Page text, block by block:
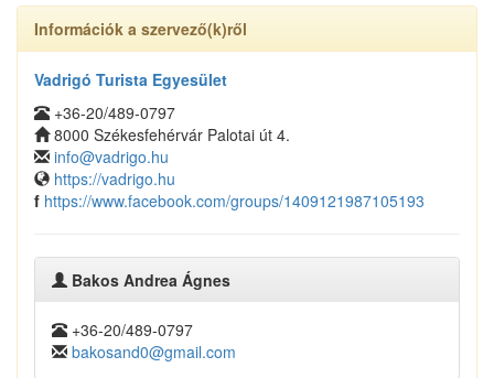
Információk a szervező(k)ről
Vadrigó Turista Egyesület
+36-20/489-0797
8000 Székesfehérvár Palotai út 4.
info@vadrigo.hu
https://vadrigo.hu
f https://www.facebook.com/groups/1409121987105193
Bakos Andrea Ágnes
+36-20/489-0797
bakosand0@gmail.com